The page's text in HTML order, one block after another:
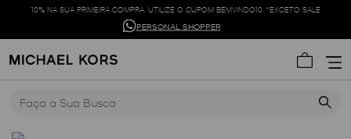
10% NA SUA PRIMEIRA COMPRA. UTILIZE O CUPOM BEMVINDO10. *EXCETO SALE
PERSONAL SHOPPER